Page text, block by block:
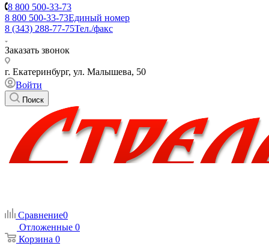
8 800 500-33-73
8 800 500-33-73Единый номер
8 (343) 288-77-75Тел./факс
Заказать звонок
г. Екатеринбург, ул. Малышева, 50
Войти
Поиск
Сравнение0
Отложенные 0
Корзина 0